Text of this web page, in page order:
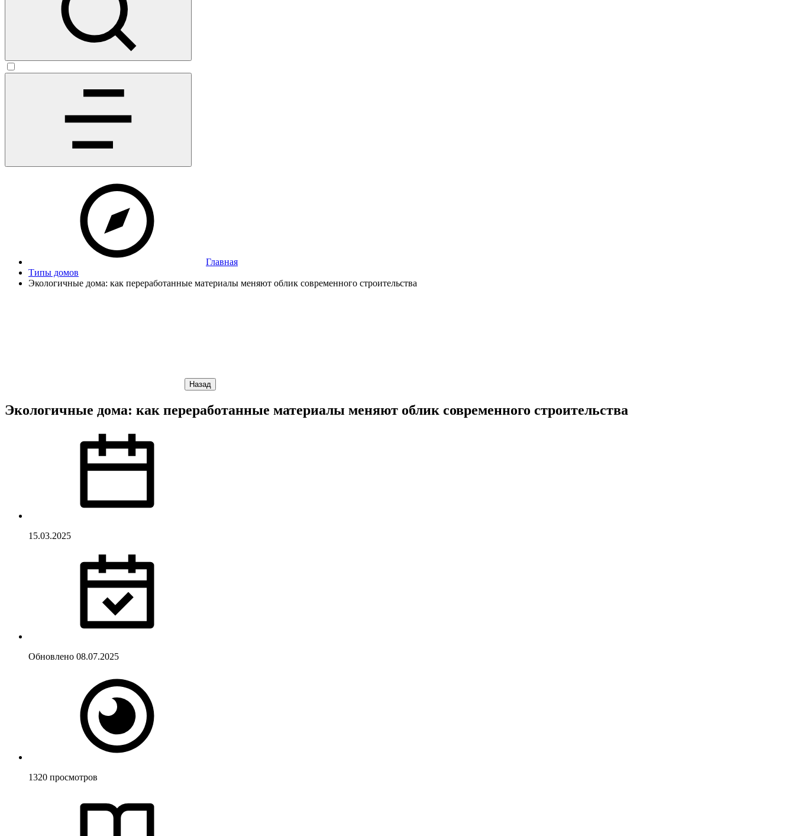
Главная
Типы домов
Экологичные дома: как переработанные материалы меняют облик современного строительства
Назад
Экологичные дома: как переработанные материалы меняют облик современного строительства
15.03.2025
Обновлено 08.07.2025
1320 просмотров